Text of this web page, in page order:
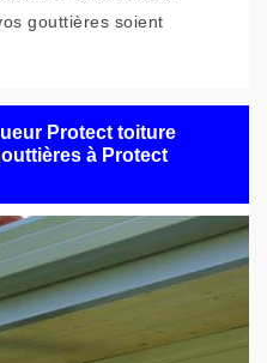
gouttières soient
Protect toiture
à Protect